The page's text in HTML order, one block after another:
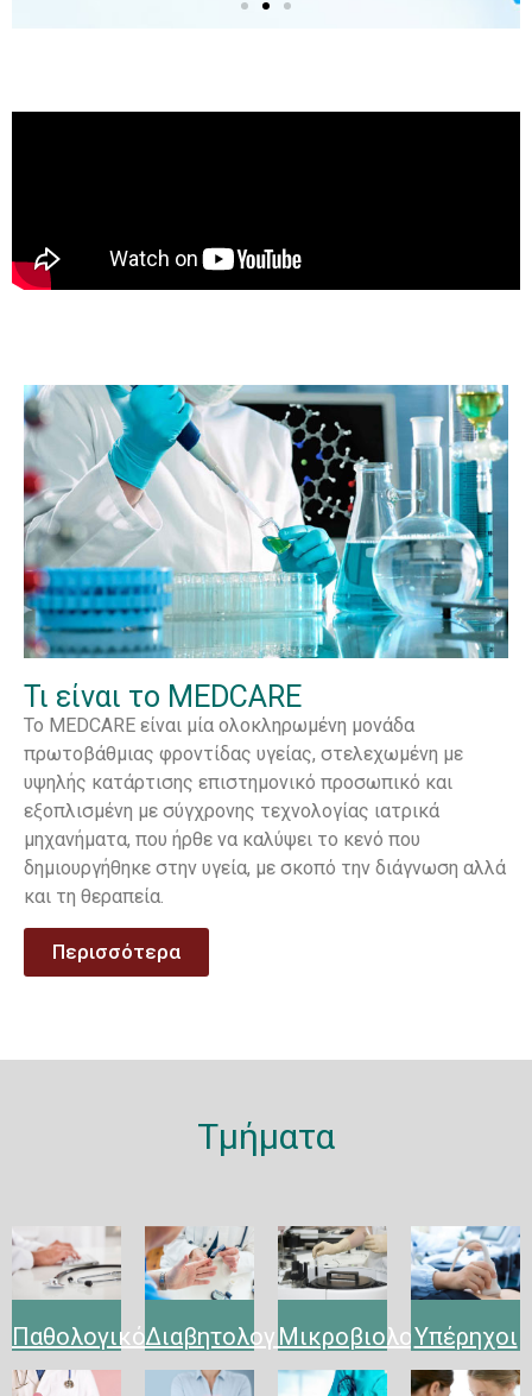
Περισσότερα
Τι είναι το MEDCARE
Το MEDCARE είναι μία ολοκληρωμένη μονάδα
πρωτοβάθμιας φροντίδας υγείας, στελεχωμένη με
υψηλής κατάρτισης επιστημονικό προσωπικό και
εξοπλισμένη με σύγχρονης τεχνολογίας ιατρικά
μηχανήματα, που ήρθε να καλύψει το κενό που
δημιουργήθηκε στην υγεία, με σκοπό την διάγνωση αλλά
και τη θεραπεία.
Περισσότερα
Τμήματα
ΠαθολογικόΔιαβητολογικόΜικροβιολογικόΥπέρηχοι